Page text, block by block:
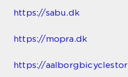
https://sabu.dk
https://mopra.dk
https://